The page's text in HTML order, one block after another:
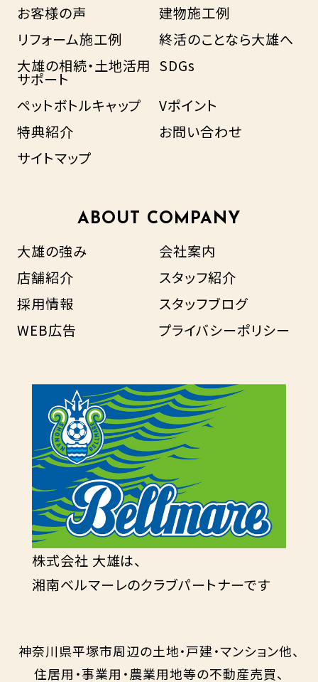
お客様の声
建物施工例
リフォーム施工例
終活のことなら大雄へ
大雄の相続・土地活用
サポート
SDGs
ペットボトルキャップ
Vポイント
特典紹介
お問い合わせ
サイトマップ
ABOUT COMPANY
大雄の強み
会社案内
店舗紹介
スタッフ紹介
採用情報
スタッフブログ
WEB広告
プライバシーポリシー
株式会社 大雄は、
湘南ベルマーレのクラブパートナーです
神奈川県平塚市周辺の土地・戸建・マンション他、
住居用・事業用・農業用地等の不動産売買、